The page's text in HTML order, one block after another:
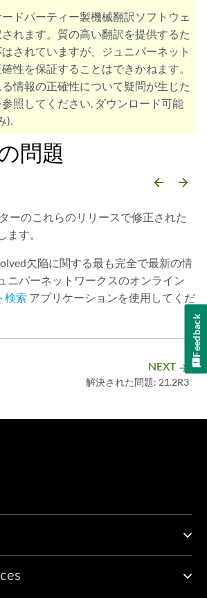
ドパーティー製機械翻訳ソフトウェ
れます。質の高い翻訳を提供するた
されていますが、ジュニパーネット
性を保証することはできかねます。
情報の正確性について疑問が生じた
照してください. ダウンロード可能
).
問題
arrow_backward arrow_forward
ーのこれらのリリースで修正された
ます。
欠陥に関する最も完全で最新の情
ニパーネットワークスのオンライン
検索 アプリケーションを使用してくだ
NEXT arrow_forward
解決された問題: 21.2R3
Feedback